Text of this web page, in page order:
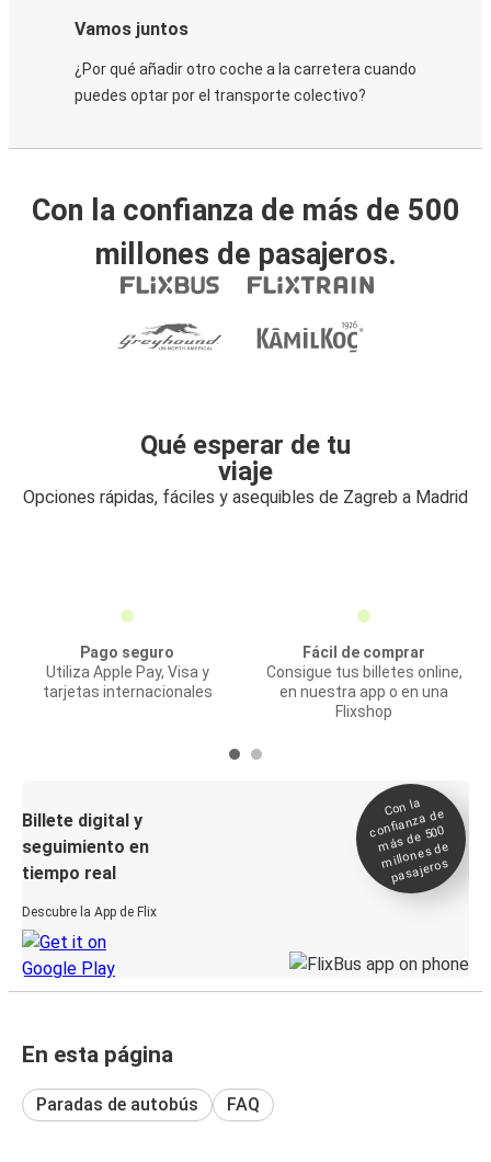
Vamos juntos
¿Por qué añadir otro coche a la carretera cuando
puedes optar por el transporte colectivo?
Con la confianza de más de 500
millones de pasajeros.
Qué esperar de tu
viaje
Opciones rápidas, fáciles y asequibles de Zagreb a Madrid
Pago seguro
Utiliza Apple Pay, Visa y
tarjetas internacionales
Fácil de comprar
Consigue tus billetes online,
en nuestra app o en una
Flixshop
Billete digital y
seguimiento en
tiempo real
Descubre la App de Flix
Con la
confianza de
más de 500
millones de
pasajeros
En esta página
Paradas de autobús FAQ